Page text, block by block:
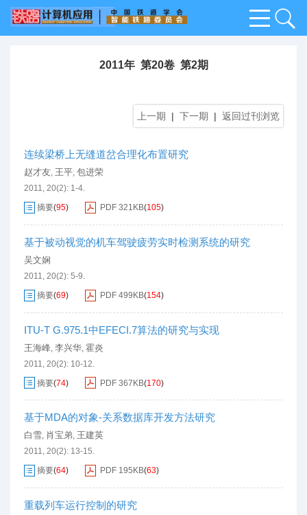
2011年 第20卷 第2期
上一期 | 下一期 | 返回过刊浏览
连续梁桥上无缝道岔合理化布置研究
赵才友, 王平, 包进荣
2011, 20(2): 1-4.
摘要(95) PDF 321KB(105)
基于被动视觉的机车驾驶疲劳实时检测系统的研究
吴文娴
2011, 20(2): 5-9.
摘要(69) PDF 499KB(154)
ITU-T G.975.1中EFECI.7算法的研究与实现
王海峰 李兴华 霍炎
2011, 20(2): 10-12.
摘要(74) PDF 367KB(170)
基于MDA的对象-关系数据库开发方法研究
白雪, 肖宝弟, 王建英
2011, 20(2): 13-15.
摘要(64) PDF 195KB(63)
重载列车运行控制的研究